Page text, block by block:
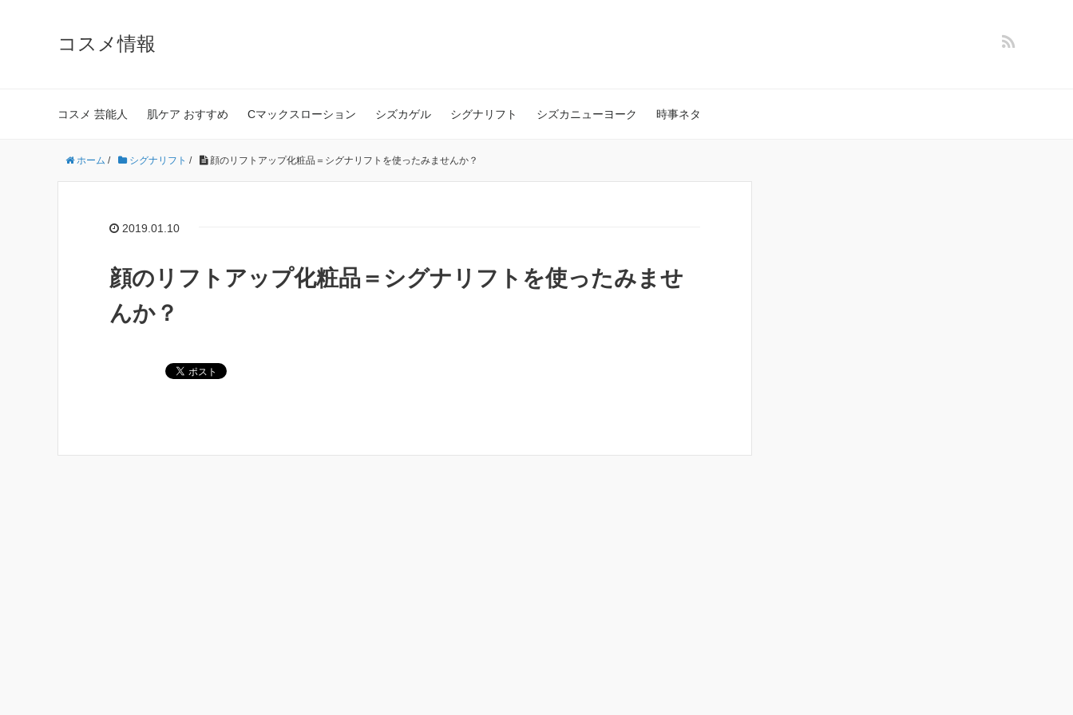
コスメ情報
コスメ 芸能人 肌ケア おすすめ Cマックスローション シズカゲル シグナリフト シズカニューヨーク 時事ネタ
ホーム / シグナリフト / 顔のリフトアップ化粧品＝シグナリフトを使ったみませんか？
2019.01.10
顔のリフトアップ化粧品＝シグナリフトを使ったみませ
んか？